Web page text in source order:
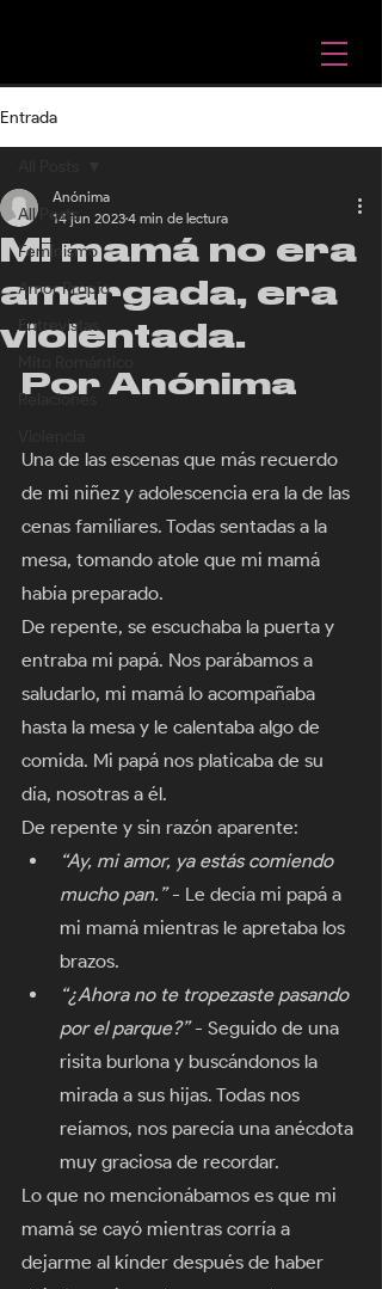
Entrada
All Posts
Feminismo
Amor Propio
Entrevistas
Relaciones
Mi mamá no era
amargada, era
violentada.
Anónima
14 jun 20234 min de lectura
Por Anónima
Una de las escenas que más recuerdo
de mi niñez y adolescencia era la de las
cenas familiares. Todas sentadas a la
mesa, tomando atole que mi mamá
había preparado.
De repente, se escuchaba la puerta y
entraba mi papá. Nos parábamos a
saludarlo, mi mamá lo acompañaba
hasta la mesa y le calentaba algo de
comida. Mi papá nos platicaba de su
día, nosotras a él.
De repente y sin razón aparente:
“Ay, mi amor, ya estás comiendo
mucho pan.” - Le decía mi papá a
mi mamá mientras le apretaba los
brazos.
“¿Ahora no te tropezaste pasando
por el parque?” - Seguido de una
risita burlona y buscándonos la
mirada a sus hijas. Todas nos
reíamos, nos parecía una anécdota
muy graciosa de recordar.
Lo que no mencionábamos es que mi
mamá se cayó mientras corría a
dejarme al kínder después de haber